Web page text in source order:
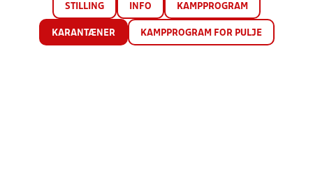
STILLING INFO KAMPPROGRAM
KARANTÆNER KAMPPROGRAM FOR PULJE